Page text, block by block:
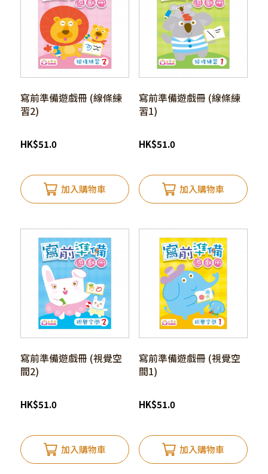
寫前準備遊戲冊 (線條練
習2)
HK$51.0
加入購物車
寫前準備遊戲冊 (線條練
習1)
HK$51.0
加入購物車
寫前準備遊戲冊 (視覺空
間2)
HK$51.0
加入購物車
寫前準備遊戲冊 (視覺空
間1)
HK$51.0
加入購物車